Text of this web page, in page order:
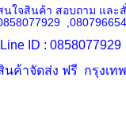
นใจสินค้า สอบถาม และ
Line ID :
นค้าจัดส่ง ฟรี กรุงเท